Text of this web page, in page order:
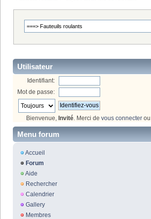
Utilisateur
Identifiant:
Mot de passe:
Bienvenue, Invité. Merci de vous connecter
Menu forum
Accueil
Forum
Aide
Rechercher
Calendrier
Gallery
Membres